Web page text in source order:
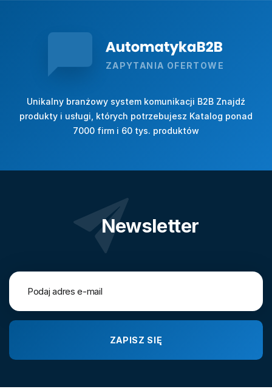
ZAPYTANIA OFERTOWE
Unikalny branżowy system komunikacji B2B Znajdź
produkty i usługi, których potrzebujesz Katalog ponad
7000 firm i 60 tys. produktów
Newsletter